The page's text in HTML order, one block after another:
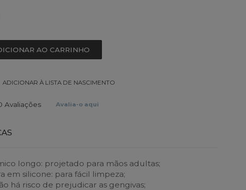
AO CARRINHO
ADICIONAR À LISTA DE NASCIMENTO
Avaliações Avalia-o aqui
longo: projetado para mãos adultas;
em silicone: para fácil limpeza;
há risco de prejudicar as gengivas;